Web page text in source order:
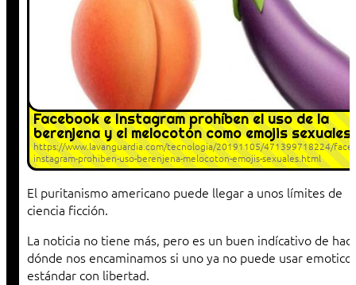
Facebook e Instagram prohíben el uso de la
berenjena y el melocotón como emojis sexuales
https://www.lavanguardia.com/tecnologia/20191105/471399718224/
instagram-prohiben-uso-berenjena-melocoton-emojis-sexuales.html
El puritanismo americano puede llegar a unos límites de
ciencia ficción.
La noticia no tiene más, pero es un buen indícativo de
dónde nos encaminamos si uno ya no puede usar
estándar con libertad.